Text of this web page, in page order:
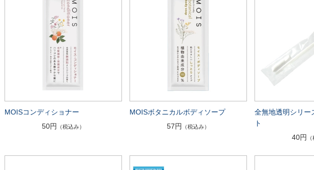
MOISコンディショナー
50円
（税込み）
MOISボタニカルボディソープ
57円
（税込み）
全無地透明シリ
ト
40円